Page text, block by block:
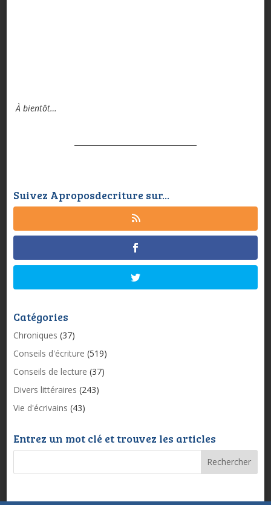
À bientôt…
Suivez Aproposdecriture sur...
Catégories
Chroniques (37)
Conseils d'écriture (519)
Conseils de lecture (37)
Divers littéraires (243)
Vie d'écrivains (43)
Entrez un mot clé et trouvez les articles